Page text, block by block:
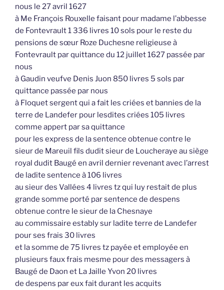
nous le 27 avril 1627
à Me François Rouxelle faisant pour madame l’abbesse
de Fontevrault 1 336 livres 10 sols pour le reste du
pensions de sœur Roze Duchesne religieuse à
Fontevrault par quittance du 12 juillet 1627 passée par
nous
à Gaudin veufve Denis Juon 850 livres 5 sols par
quittance passée par nous
à Floquet sergent qui a fait les criées et bannies de la
terre de Landefer pour lesdites criées 105 livres
comme appert par sa quittance
pour les express de la sentence obtenue contre le
sieur de Mareuil fils dudit sieur de Loucheraye au siège
royal dudit Baugé en avril dernier revenant avec l’arrest
de ladite sentence à 106 livres
au sieur des Vallées 4 livres tz qui luy restait de plus
grande somme porté par sentence de despens
obtenue contre le sieur de la Chesnaye
au commissaire estably sur ladite terre de Landefer
pour ses frais 30 livres
et la somme de 75 livres tz payée et employée en
plusieurs faux frais mesme pour des messagers à
Baugé de Daon et La Jaille Yvon 20 livres
de despens par eux fait durant les acquits